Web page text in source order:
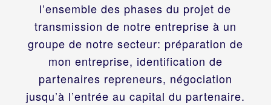
l’ensemble des phases du projet de
transmission de notre entreprise à un
groupe de notre secteur: préparation de
mon entreprise, identification de
partenaires repreneurs, négociation
jusqu’à l’entrée au capital du partenaire.